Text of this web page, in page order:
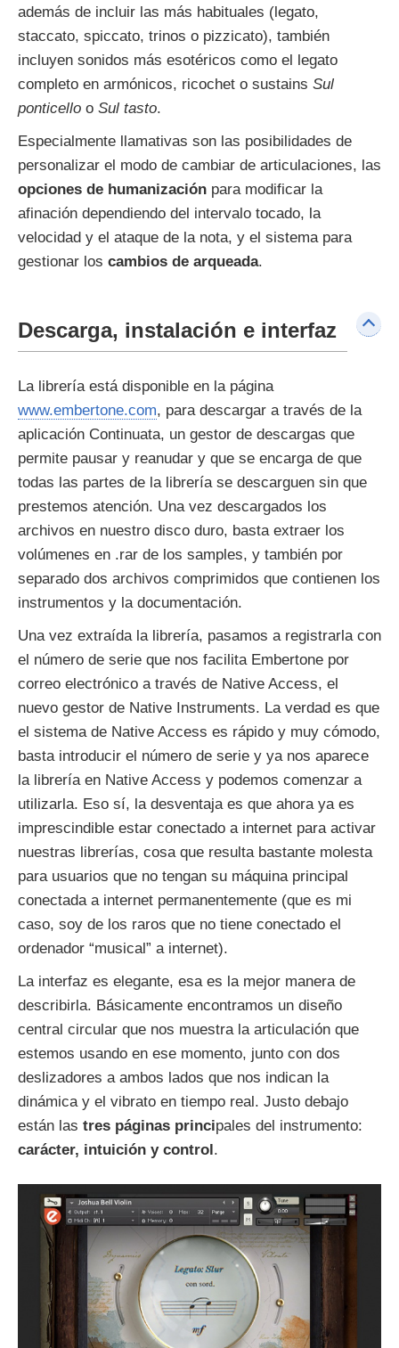
además de incluir las más habituales (legato,
staccato, spiccato, trinos o pizzicato), también
incluyen sonidos más esotéricos como el legato
completo en armónicos, ricochet o sustains Sul
ponticello o Sul tasto.
Especialmente llamativas son las posibilidades de
personalizar el modo de cambiar de articulaciones, las
opciones de humanización para modificar la
afinación dependiendo del intervalo tocado, la
velocidad y el ataque de la nota, y el sistema para
gestionar los cambios de arqueada.
Descarga, instalación e interfaz
La librería está disponible en la página
www.embertone.com, para descargar a través de la
aplicación Continuata, un gestor de descargas que
permite pausar y reanudar y que se encarga de que
todas las partes de la librería se descarguen sin que
prestemos atención. Una vez descargados los
archivos en nuestro disco duro, basta extraer los
volúmenes en .rar de los samples, y también por
separado dos archivos comprimidos que contienen los
instrumentos y la documentación.
Una vez extraída la librería, pasamos a registrarla con
el número de serie que nos facilita Embertone por
correo electrónico a través de Native Access, el
nuevo gestor de Native Instruments. La verdad es que
el sistema de Native Access es rápido y muy cómodo,
basta introducir el número de serie y ya nos aparece
la librería en Native Access y podemos comenzar a
utilizarla. Eso sí, la desventaja es que ahora ya es
imprescindible estar conectado a internet para activar
nuestras librerías, cosa que resulta bastante molesta
para usuarios que no tengan su máquina principal
conectada a internet permanentemente (que es mi
caso, soy de los raros que no tiene conectado el
ordenador “musical” a internet).
La interfaz es elegante, esa es la mejor manera de
describirla. Básicamente encontramos un diseño
central circular que nos muestra la articulación que
estemos usando en ese momento, junto con dos
deslizadores a ambos lados que nos indican la
dinámica y el vibrato en tiempo real. Justo debajo
están las tres páginas principales del instrumento:
carácter, intuición y control.